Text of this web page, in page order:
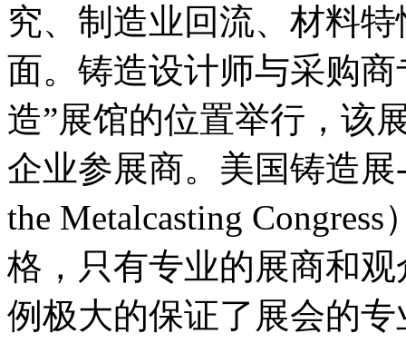
究、制造业回流、材料
面。铸造设计师与采购
造”展馆的位置举行，该
企业参展商。美国铸造
the Metalcasting
格，只有专业的展商和
例极大的保证了展会的